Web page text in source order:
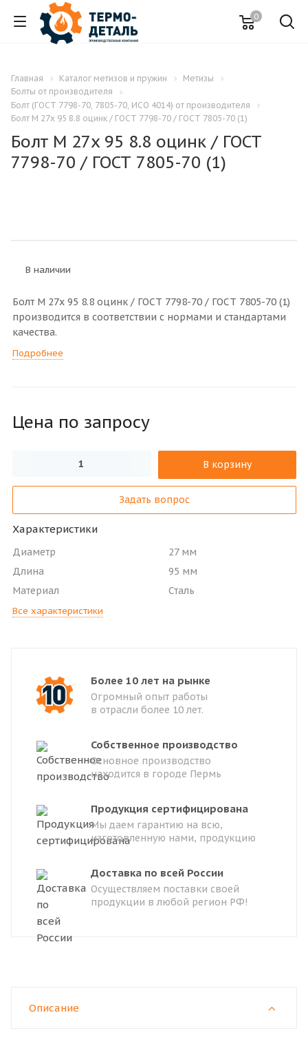
0
Главная Каталог метизов и пружин
Метизы
Болты от производителя
Болт (ГОСТ 7798-70, 7805-70, ИСО 4014) от производителя
Болт M 27x 95 8.8 оцинк / ГОСТ 7798-70 / ГОСТ 7805-70 (1)
Болт M 27x 95 8.8 оцинк / ГОСТ
7798-70 / ГОСТ 7805-70 (1)
В наличии
Болт M 27x 95 8.8 оцинк / ГОСТ 7798-70 / ГОСТ 7805-70 (1)
производится в соответствии с нормами и стандартами
качества.
Подробнее
Цена по запросу
В корзину
Задать вопрос
Характеристики
Диаметр
27 мм
Длина
95 мм
Материал
Сталь
Все характеристики
Более 10 лет на рынке
Огромный опыт работы
в отрасли более 10 лет.
Собственное производство
Основное производство
находится в городе Пермь
Продукция сертифицирована
Мы даем гарантию на всю,
изготовленную нами, продукцию
Доставка по всей России
Осуществляем поставки своей
продукции в любой регион РФ!
Описание